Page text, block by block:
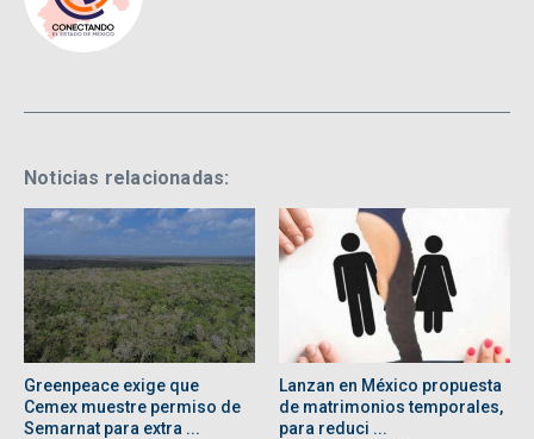
Noticias relacionadas:
Greenpeace exige que
Cemex muestre permiso de
Semarnat para extra ...
Lanzan en México propuesta
de matrimonios temporales,
para reduci ...